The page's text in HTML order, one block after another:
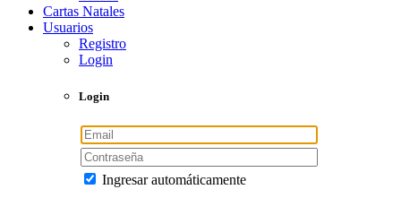
Cartas Natales
Usuarios
Registro
Login
Login
Ingresar automáticamente